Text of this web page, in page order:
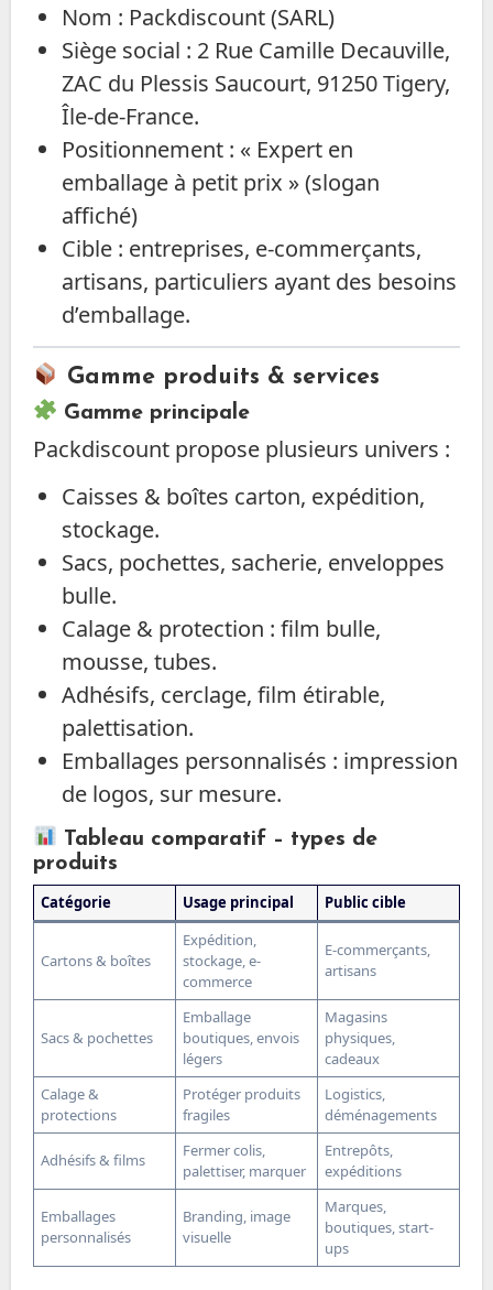
Nom : Packdiscount (SARL)
Siège social : 2 Rue Camille Decauville,
ZAC du Plessis Saucourt, 91250 Tigery,
Île-de-France.
Positionnement : « Expert en
emballage à petit prix » (slogan
affiché)
Cible : entreprises, e-commerçants,
artisans, particuliers ayant des besoins
d’emballage.
Gamme produits & services
Gamme principale
Packdiscount propose plusieurs univers :
Caisses & boîtes carton, expédition,
stockage.
Sacs, pochettes, sacherie, enveloppes
bulle.
Calage & protection : film bulle,
mousse, tubes.
Adhésifs, cerclage, film étirable,
palettisation.
Emballages personnalisés : impression
de logos, sur mesure.
Tableau comparatif – types de
produits
Catégorie Usage principal Public cible
Cartons & boîtes
Expédition,
stockage, e-
commerce
E-commerçants,
artisans
Sacs & pochettes
Emballage
boutiques, envois
légers
Magasins
physiques,
cadeaux
Calage &
protections
Protéger produits
fragiles
Logistics,
déménagements
Adhésifs & films
Fermer colis,
palettiser, marquer
Entrepôts,
expéditions
Emballages
personnalisés
Branding, image
visuelle
Marques,
boutiques, start-
ups